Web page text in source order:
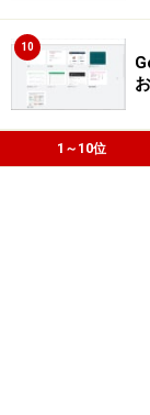
10
1～10位